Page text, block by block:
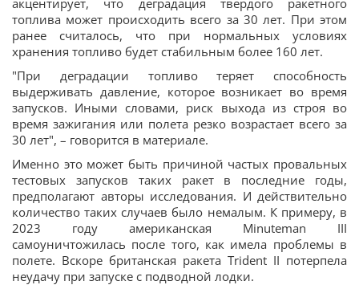
акцентирует, что деградация твердого ракетного
топлива может происходить всего за 30 лет. При этом
ранее считалось, что при нормальных условиях
хранения топливо будет стабильным более 160 лет.
"При деградации топливо теряет способность
выдерживать давление, которое возникает во время
запусков. Иными словами, риск выхода из строя во
время зажигания или полета резко возрастает всего за
30 лет", – говорится в материале.
Именно это может быть причиной частых провальных
тестовых запусков таких ракет в последние годы,
предполагают авторы исследования. И действительно
количество таких случаев было немалым. К примеру, в
2023 году американская Minuteman III
самоуничтожилась после того, как имела проблемы в
полете. Вскоре британская ракета Trident II потерпела
неудачу при запуске с подводной лодки.